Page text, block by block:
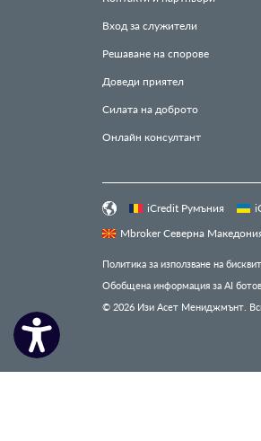
Вход за служители
Решаване на спорове
Доведи приятел
Силата на доброто
Онлайн консултант
iCredit Румъния
Mbroker Северна
Политика за използване на
Обобщена информация за AI
© 2026 Изи Асет Мениджмънт.